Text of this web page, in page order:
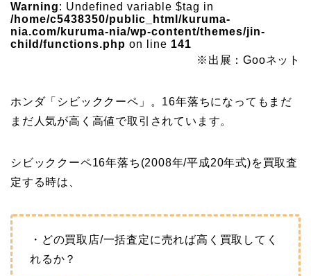
Warning: Undefined variable $tag in
/home/c5438350/public_html/kuruma-
nia.com/kuruma-nia/wp-content/themes/jin-
child/functions.php on line 141
※出展：Gooネット
ホンダ「シビッククーペ」。16年落ちになってもまだ
まだ人気が高く高値で取引されています。
シビッククーペ16年落ち(2008年/平成20年式)を買取査
定する時は、
・どの買取店/一括査定に売れば高く買取してく
れるか？